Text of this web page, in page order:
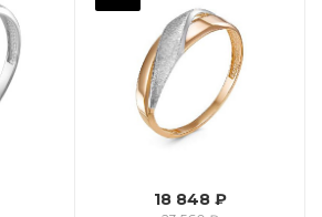
18 848 ₽